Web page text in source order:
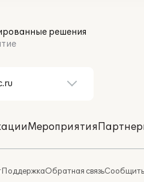
решения
Мероприятия
ПоддержкаОбратная связь